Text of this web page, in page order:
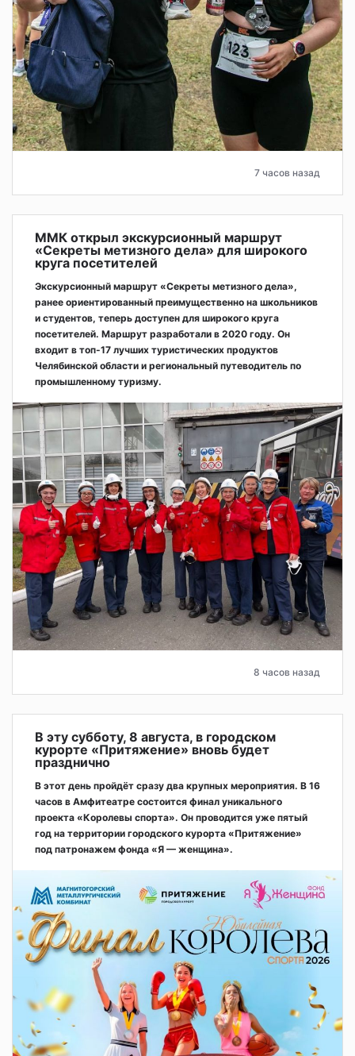
7 часов назад
ММК открыл экскурсионный маршрут
«Секреты метизного дела» для широкого
круга посетителей
Экскурсионный маршрут «Секреты метизного дела»,
ранее ориентированный преимущественно на школьников
и студентов, теперь доступен для широкого круга
посетителей. Маршрут разработали в 2020 году. Он
входит в топ-17 лучших туристических продуктов
Челябинской области и региональный путеводитель по
промышленному туризму.
8 часов назад
В эту субботу, 8 августа, в городском
курорте «Притяжение» вновь будет
празднично
В этот день пройдёт сразу два крупных мероприятия. В 16
часов в Амфитеатре состоится финал уникального
проекта «Королевы спорта». Он проводится уже пятый
год на территории городского курорта «Притяжение»
под патронажем фонда «Я — женщина».